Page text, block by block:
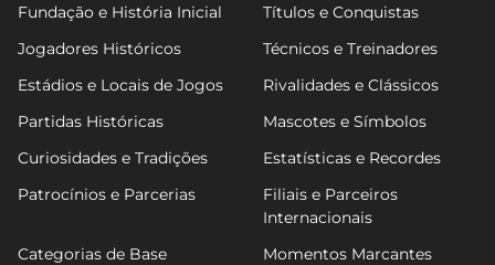
Fundação e História Inicial
Títulos e Conquistas
Jogadores Históricos
Técnicos e Treinadores
Estádios e Locais de Jogos
Rivalidades e Clássicos
Partidas Históricas
Mascotes e Símbolos
Curiosidades e Tradições
Estatísticas e Recordes
Patrocínios e Parcerias
Filiais e Parceiros
Internacionais
Categorias de Base
Momentos Marcantes